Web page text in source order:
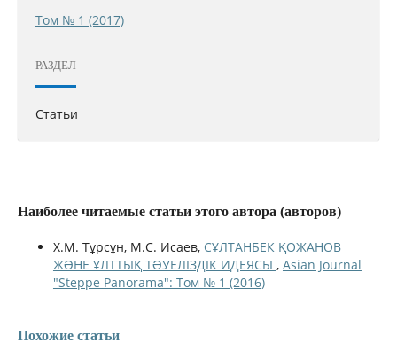
Том № 1 (2017)
РАЗДЕЛ
Статьи
Наиболее читаемые статьи этого автора (авторов)
Х.М. Тұрсұн, М.С. Исаев, СҰЛТАНБЕК ҚОЖАНОВ
ЖƏНЕ ҰЛТТЫҚ ТƏУЕЛІЗДІК ИДЕЯСЫ , Asian Journal
"Steppe Panorama": Том № 1 (2016)
Похожие статьи